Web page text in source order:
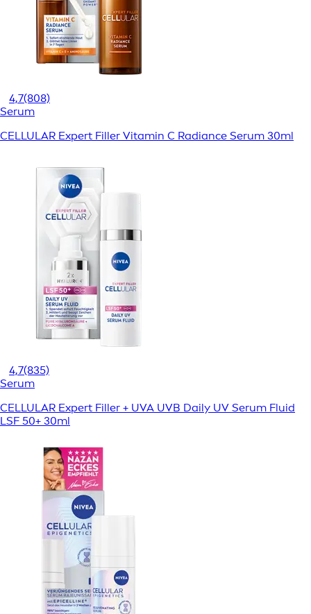
4,7(808)
Serum
CELLULAR Expert Filler Vitamin C Radiance Serum 30ml
4,7(835)
Serum
CELLULAR Expert Filler + UVA UVB Daily UV Serum Fluid
LSF 50+ 30ml